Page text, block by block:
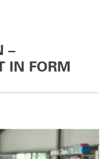
–
IN FORM